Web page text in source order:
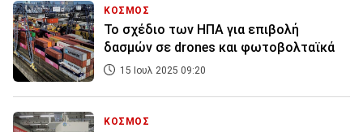
ΚΟΣΜΟΣ
Το σχέδιο των ΗΠΑ για επιβολή
δασμών σε drones και φωτοβολταϊκά
15 Ιουλ 2025 09:20
ΚΟΣΜΟΣ